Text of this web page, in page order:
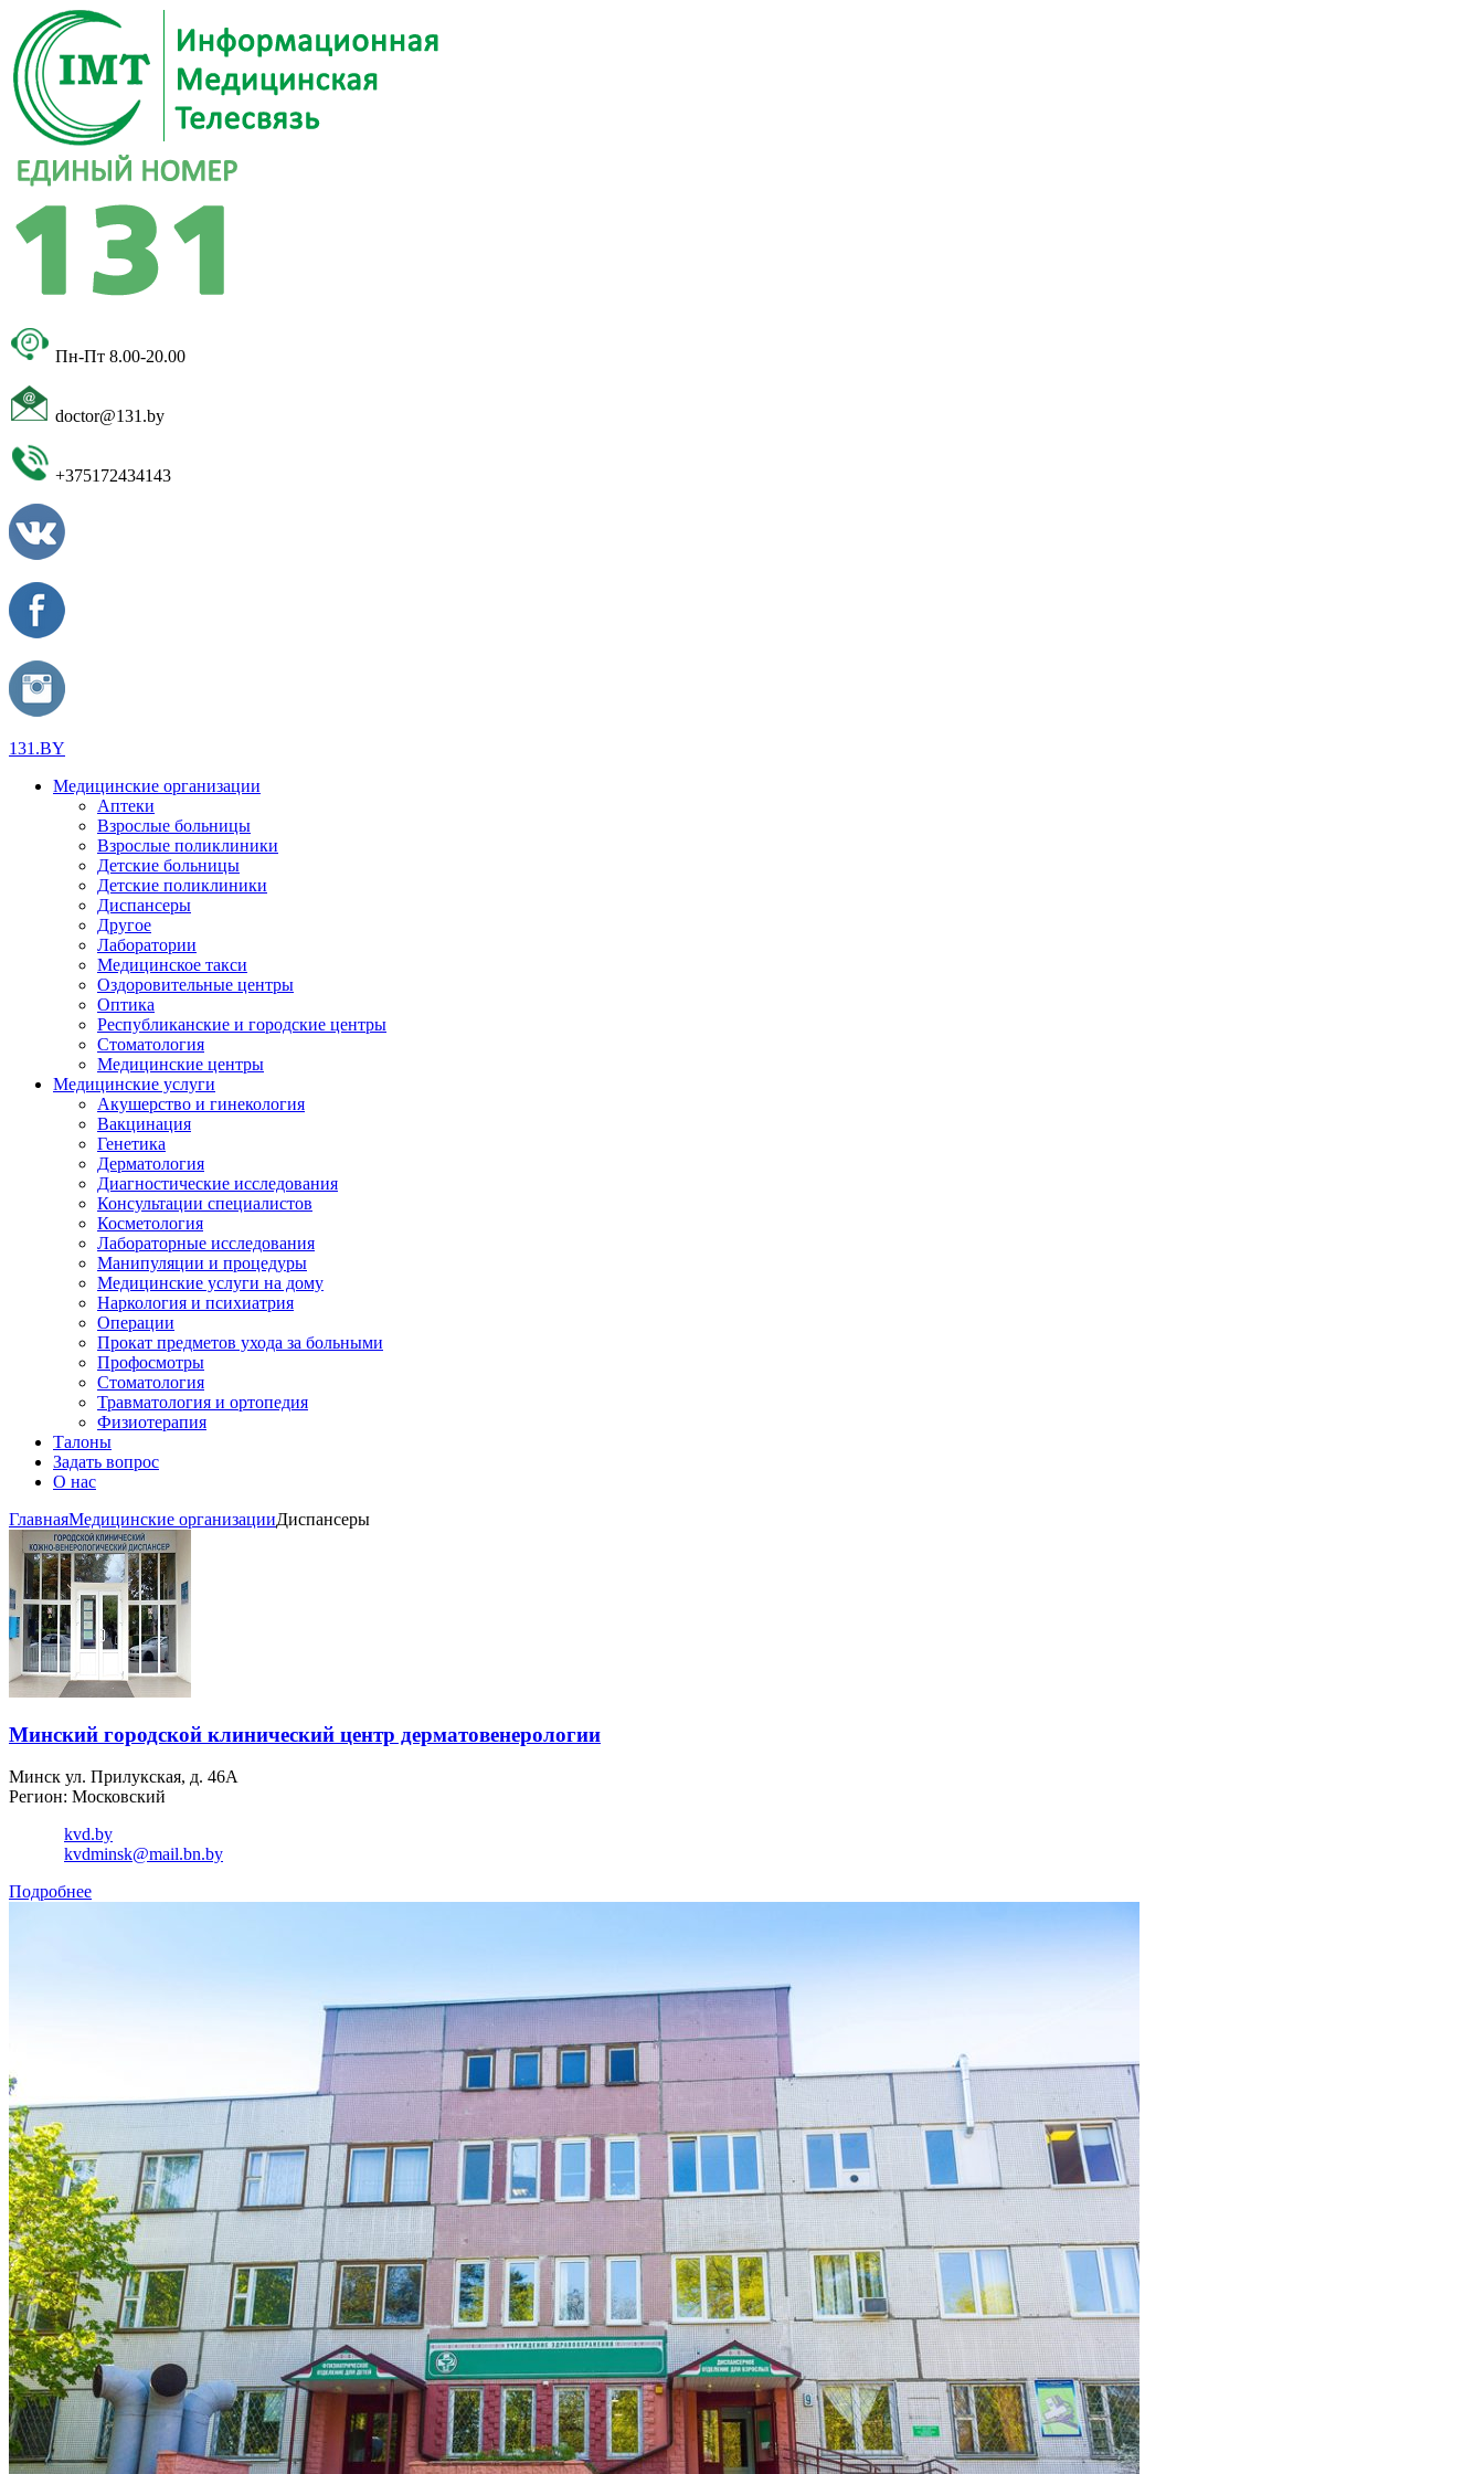
Пн-Пт 8.00-20.00
doctor@131.by
+375172434143
131.BY
Медицинские организации
Аптеки
Взрослые больницы
Взрослые поликлиники
Детские больницы
Детские поликлиники
Диспансеры
Другое
Лаборатории
Медицинское такси
Оздоровительные центры
Оптика
Республиканские и городские центры
Стоматология
Медицинские центры
Медицинские услуги
Акушерство и гинекология
Вакцинация
Генетика
Дерматология
Диагностические исследования
Консультации специалистов
Косметология
Лабораторные исследования
Манипуляции и процедуры
Медицинские услуги на дому
Наркология и психиатрия
Операции
Прокат предметов ухода за больными
Профосмотры
Стоматология
Травматология и ортопедия
Физиотерапия
Талоны
Задать вопрос
О нас
ГлавнаяМедицинские организацииДиспансеры
Минский городской клинический центр дерматовенерологии
Минск ул. Прилукская, д. 46А
Регион: Московский
kvd.by
kvdminsk@mail.bn.by
Подробнее